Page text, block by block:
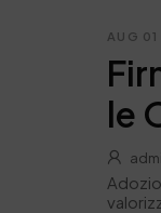
AUG 01
le